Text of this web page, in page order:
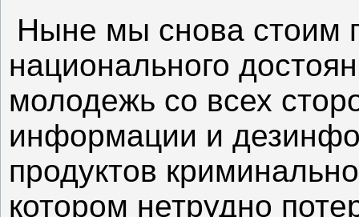
Ныне мы снова стоим
национального
молодежь со всех
информации и
продуктов
котором нетрудно